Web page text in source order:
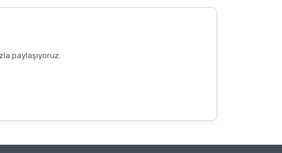
paylaşıyoruz.